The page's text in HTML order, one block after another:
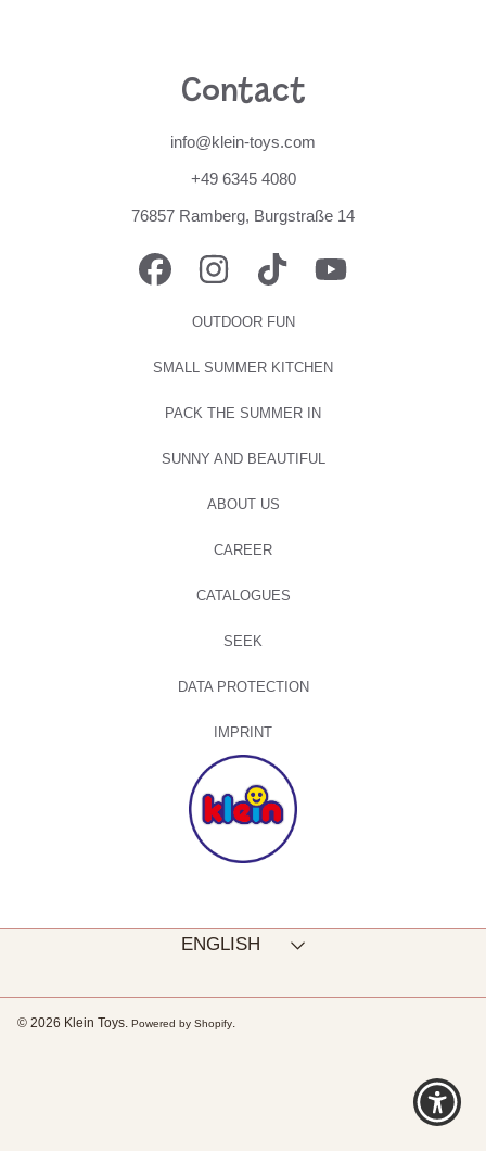
Contact
info@klein-toys.com
+49 6345 4080
76857 Ramberg, Burgstraße 14
FACEBOOKINSTAGRAMTIKTOK
OUTDOOR FUN
SMALL SUMMER KITCHEN
PACK THE SUMMER IN
SUNNY AND BEAUTIFUL
ABOUT US
CAREER
CATALOGUES
SEEK
DATA PROTECTION
IMPRINT
© 2026 Klein Toys. Powered by Shopify.
ENGLISH